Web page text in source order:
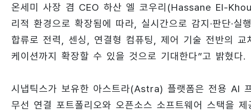
온세미 사장 겸 CEO 하산 엘 코우리(Hassane El-
리적 환경으로 확장됨에 따라, 실시간으로 감지·판단·
합류로 전력, 센싱, 연결형 컴퓨팅, 제어 기술 전반의
케이션까지 확장할 수 있을 것으로 기대한다”고 밝혔다.
시냅틱스가 보유한 아스트라(Astra) 플랫폼은 전용 AI
무선 연결 포트폴리오와 오픈소스 소프트웨어 스택을 제